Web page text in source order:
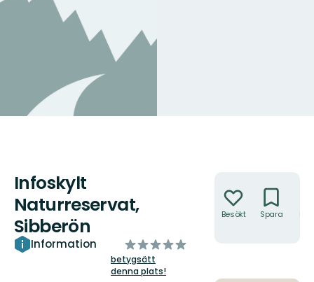
Infoskylt
Naturreservat,
Sibberön
Information
av
5
stjärnor
betygsätt
denna plats!
Besökt Spara